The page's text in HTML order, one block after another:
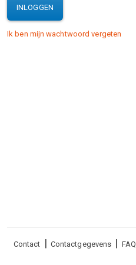
INLOGGEN
Ik ben mijn wachtwoord vergeten
Voet
Contact Contactgegevens FAQ